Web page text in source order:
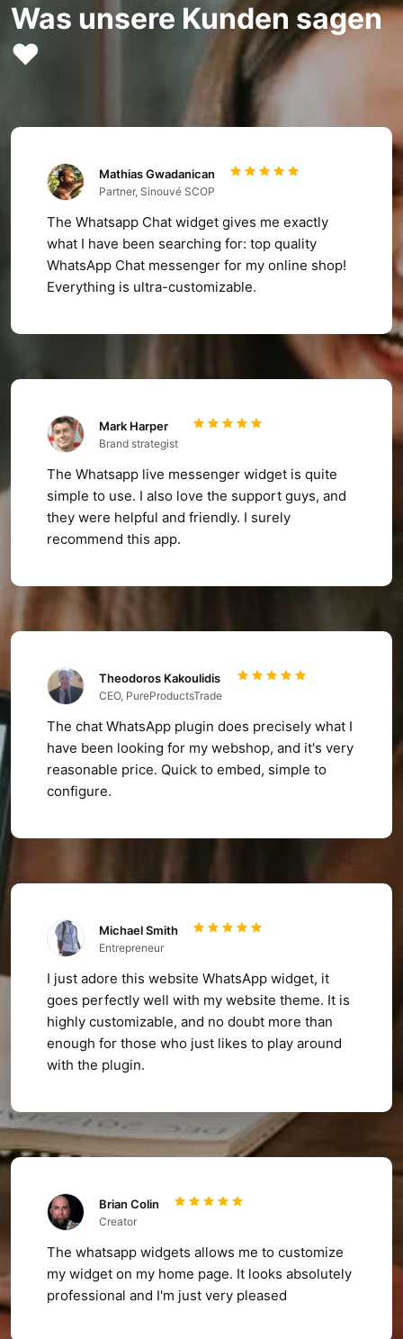
Was unsere Kunden sagen
❤️
Mathias Gwadanican
Partner, Sinouvé SCOP
The Whatsapp Chat widget gives me exactly
what I have been searching for: top quality
WhatsApp Chat messenger for my online shop!
Everything is ultra-customizable.
Mark Harper
Brand strategist
The Whatsapp live messenger widget is quite
simple to use. I also love the support guys, and
they were helpful and friendly. I surely
recommend this app.
Theodoros Kakoulidis
CEO, PureProductsTrade
The chat WhatsApp plugin does precisely what I
have been looking for my webshop, and it's very
reasonable price. Quick to embed, simple to
configure.
Michael Smith
Entrepreneur
I just adore this website WhatsApp widget, it
goes perfectly well with my website theme. It is
highly customizable, and no doubt more than
enough for those who just likes to play around
with the plugin.
Brian Colin
Creator
The whatsapp widgets allows me to customize
my widget on my home page. It looks absolutely
professional and I'm just very pleased